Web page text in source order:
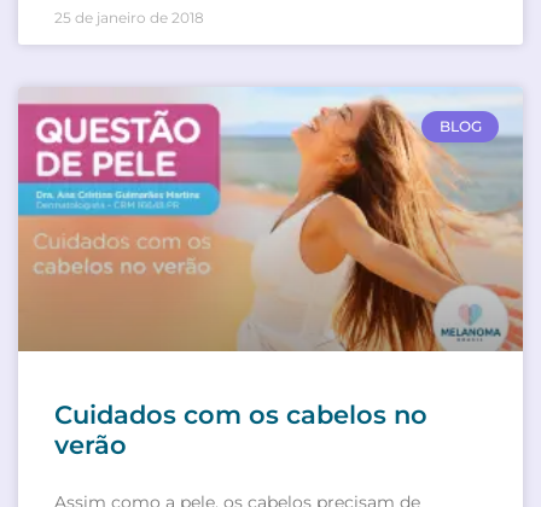
25 de janeiro de 2018
BLOG
Cuidados com os cabelos no
verão
Assim como a pele, os cabelos precisam de